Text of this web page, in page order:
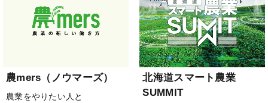
農mers（ノウマーズ）
農業をやりたい人と
北海道スマート農業
SUMMIT